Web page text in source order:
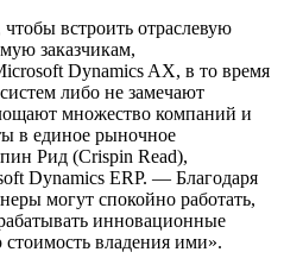
встроить отраслевую
заказчикам,
Dynamics AX, в то время
либо не замечают
множество компаний и
в единое рыночное
Рид (Crispin Read),
Dynamics ERP. — Благодаря
могут спокойно работать,
инновационные
владения ими».